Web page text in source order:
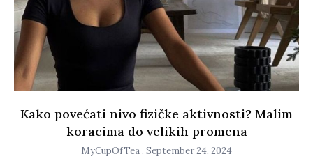
Kako povećati nivo fizičke aktivnosti? Malim
koracima do velikih promena
MyCupOfTea September 24, 2024